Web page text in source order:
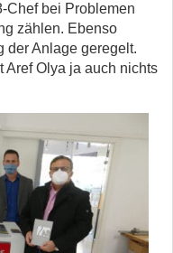
Chef bei Problemen
zählen. Ebenso
der Anlage geregelt.
Aref Olya ja auch nichts